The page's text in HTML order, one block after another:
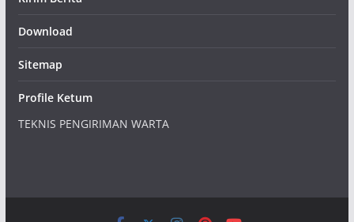
Download
Sitemap
Profile Ketum
TEKNIS PENGIRIMAN WARTA